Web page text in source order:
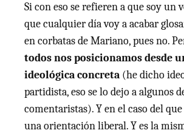
Si con eso se refieren a que soy un
que cualquier día voy a acabar
en corbatas de Mariano, pues no.
todos nos posicionamos desde
ideológica concreta (he dicho
partidista, eso se lo dejo a algunos
comentaristas). Y en el caso del
una orientación liberal. Y es la